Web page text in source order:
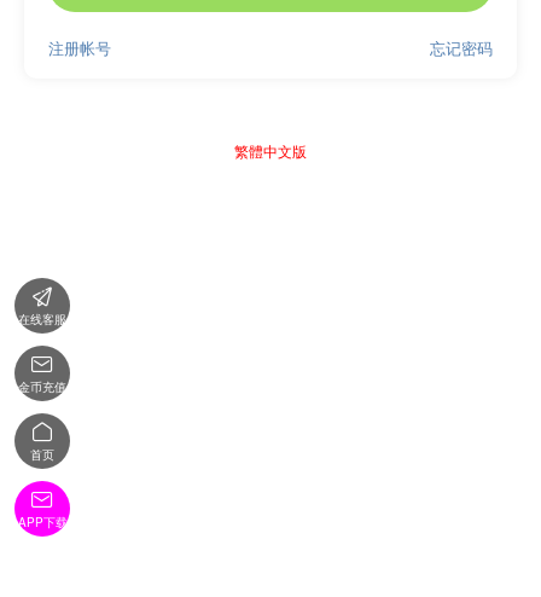
忘记密码
注册帐号
繁體中文版

在线客服

金币充值

首页

APP下载